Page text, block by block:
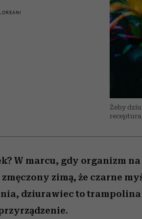
Żeby
W marcu, gdy organizm
zimą, że czarne
dziurawiec to trampolina